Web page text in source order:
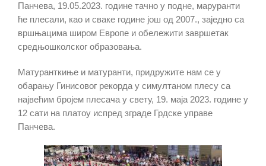
Панчева, 19.05.2023. године тачно у подне, маруранти
ће плесали, као и сваке године још од 2007., заједно са
вршњацима широм Европе и обележити завршетак
средњошколског образовања.
Матуранткиње и матуранти, придружите нам се у
обарању Гинисовог рекорда у симултаном плесу са
највећим бројем плесача у свету, 19. маја 2023. године у
12 сати на платоу испред зграде Грдске управе
Панчева.